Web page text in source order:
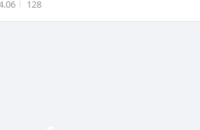
간 조회수
128